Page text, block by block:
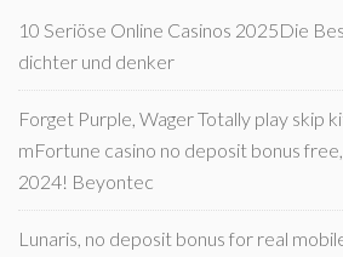
10 Seriöse Online Casinos 2025Die
dichter und denker
Forget Purple, Wager Totally play skip
mFortune casino no deposit bonus
2024! Beyontec
Lunaris, no deposit bonus for real